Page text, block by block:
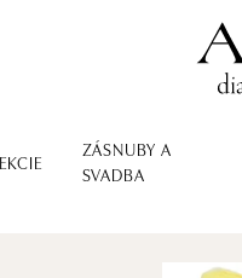
ZÁSNUBY A
SVADBA